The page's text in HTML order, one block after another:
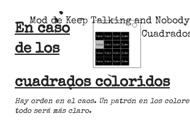
Mod de Keep Talking and
En caso
de los
cuadrados coloridos
Hay orden en el caos. Un patrón en los
todo será más claro.